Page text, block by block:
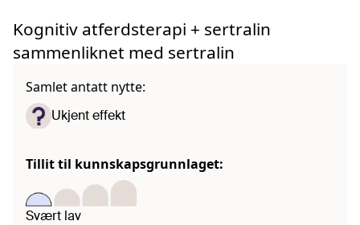
Kognitiv atferdsterapi + sertralin
sammenliknet med sertralin
Samlet antatt nytte:
Ukjent effekt
Tillit til kunnskapsgrunnlaget:
Svært lav